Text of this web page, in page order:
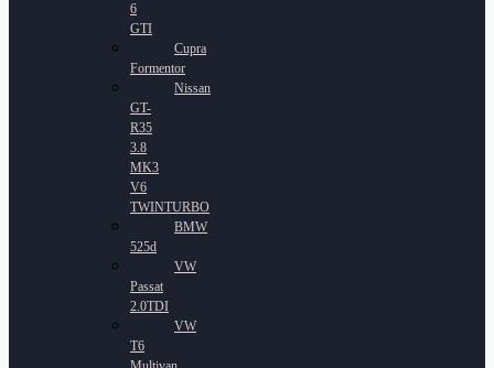
6
GTI
Cupra
Formentor
Nissan
GT-
R35
3.8
MK3
V6
TWINTURBO
BMW
525d
VW
Passat
2.0TDI
VW
T6